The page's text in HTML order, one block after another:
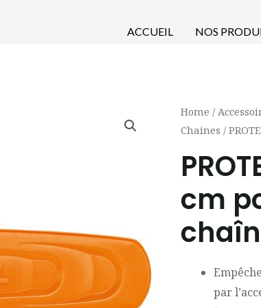
ACCUEIL NOS
Home /
Chaines /
cm
par